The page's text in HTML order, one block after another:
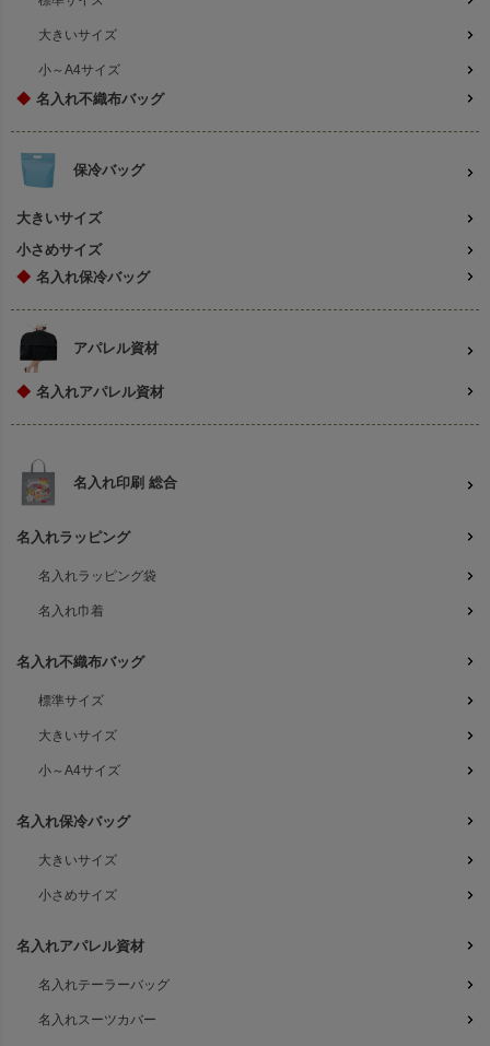
大きいサイズ
小～A4サイズ
◆ 名入れ不織布バッグ
保冷バッグ
大きいサイズ
小さめサイズ
◆ 名入れ保冷バッグ
アパレル資材
◆ 名入れアパレル資材
名入れ印刷 総合
名入れラッピング
名入れラッピング袋
名入れ巾着
名入れ不織布バッグ
標準サイズ
大きいサイズ
小～A4サイズ
名入れ保冷バッグ
大きいサイズ
小さめサイズ
名入れアパレル資材
名入れテーラーバッグ
名入れスーツカバー